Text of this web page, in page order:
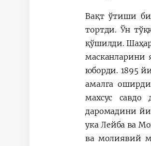
Вақт ўтиши
тортди. Ўн
қўшилди.
масканларини
юборди. 1895
амалга
махсус савдо
даромадини
ука Лейба ва
ва молиявий